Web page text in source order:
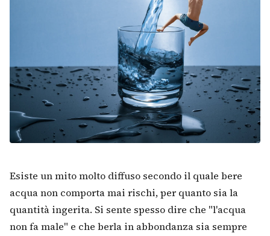
Esiste un mito molto diffuso secondo il quale bere
acqua non comporta mai rischi, per quanto sia la
quantità ingerita. Si sente spesso dire che "l'acqua
non fa male" e che berla in abbondanza sia sempre